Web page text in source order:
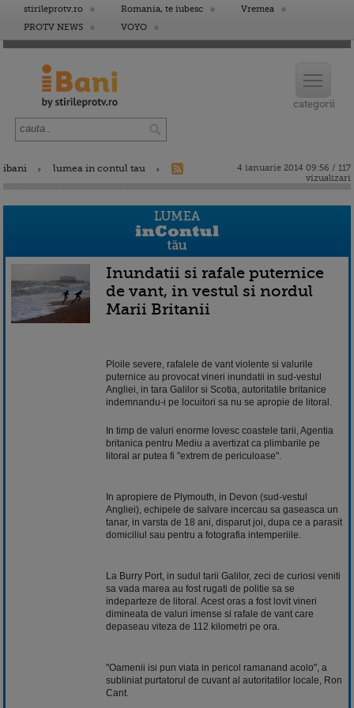
stirileprotv.ro Romania, te iubesc
Vremea
PROTV NEWS
VOYO
ibani lumea in contul tau
4 ianuarie 2014 09:56 / 117
vizualizari
Inundatii si rafale puternice
de vant, in vestul si nordul
Marii Britanii
Ploile severe, rafalele de vant violente si valurile
puternice au provocat vineri inundatii in sud-vestul
Angliei, in tara Galilor si Scotia, autoritatile britanice
indemnandu-i pe locuitori sa nu se apropie de litoral.
In timp de valuri enorme lovesc coastele tarii, Agentia
britanica pentru Mediu a avertizat ca plimbarile pe
litoral ar putea fi "extrem de periculoase".
In apropiere de Plymouth, in Devon (sud-vestul
Angliei), echipele de salvare incercau sa gaseasca un
tanar, in varsta de 18 ani, disparut joi, dupa ce a parasit
domiciliul sau pentru a fotografia intemperiile.
La Burry Port, in sudul tarii Galilor, zeci de curiosi veniti
sa vada marea au fost rugati de politie sa se
indeparteze de litoral. Acest oras a fost lovit vineri
dimineata de valuri imense si rafale de vant care
depaseau viteza de 112 kilometri pe ora.
"Oamenii isi pun viata in pericol ramanand acolo", a
subliniat purtatorul de cuvant al autoritatilor locale, Ron
Cant.